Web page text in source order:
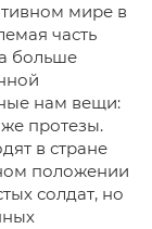
мире в
часть
больше
нам вещи:
протезы.
в стране
положении
солдат, но